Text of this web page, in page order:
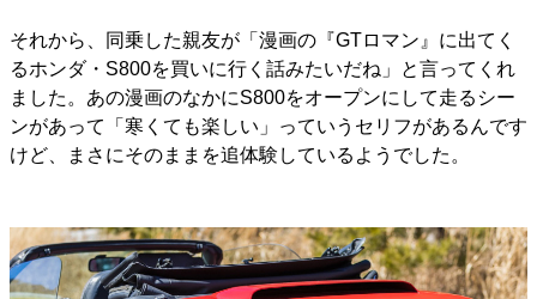
それから、同乗した親友が「漫画の『GTロマン』に出てく
るホンダ・S800を買いに行く話みたいだね」と言ってくれ
ました。あの漫画のなかにS800をオープンにして走るシー
ンがあって「寒くても楽しい」っていうセリフがあるんです
けど、まさにそのままを追体験しているようでした。